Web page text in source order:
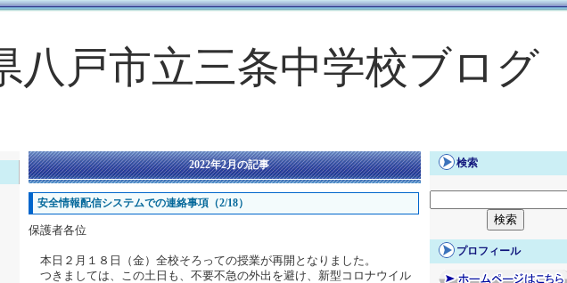
八戸市立三条中学校ブログ
検索
プロフィール
2022年2月の記事
安全情報配信システムでの連絡事項（2/18）
保護者各位
本日２月１８日（金）全校そろっての授業が再開となりました。
つきましては、この土日も、不要不急の外出を避け、新型コロナウイル